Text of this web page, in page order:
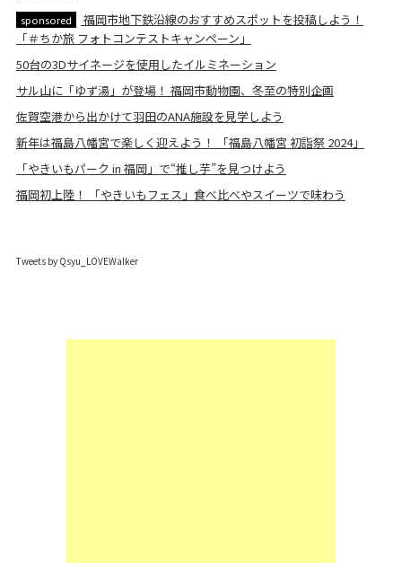
sponsored
福岡市地下鉄沿線のおすすめスポットを投稿しよう！
「＃ちか旅 フォトコンテストキャンペーン」
50台の3Dサイネージを使用したイルミネーション
サル山に「ゆず湯」が登場！ 福岡市動物園、冬至の特別企画
佐賀空港から出かけて羽田のANA施設を見学しよう
新年は福島八幡宮で楽しく迎えよう！ 「福島八幡宮 初詣祭 2024」
「やきいもパーク in 福岡」で“推し芋”を見つけよう
福岡初上陸！ 「やきいもフェス」食べ比べやスイーツで味わう
Tweets by Qsyu_LOVEWalker